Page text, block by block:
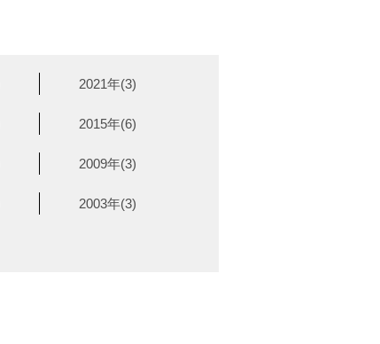
2021年(3)
2015年(6)
2009年(3)
2003年(3)